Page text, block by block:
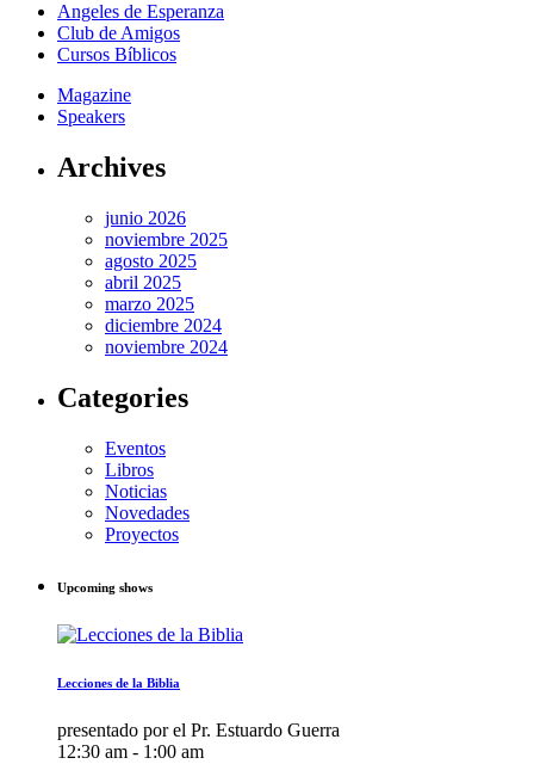
Angeles de Esperanza
Club de Amigos
Cursos Bíblicos
Magazine
Speakers
Archives
junio 2026
noviembre 2025
agosto 2025
abril 2025
marzo 2025
diciembre 2024
noviembre 2024
Categories
Eventos
Libros
Noticias
Novedades
Proyectos
Upcoming shows
Lecciones de la Biblia
presentado por el Pr. Estuardo Guerra
12:30 am - 1:00 am